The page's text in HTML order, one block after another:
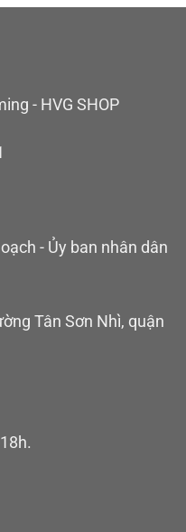
- HVG SHOP
- Ủy ban nhân dân
Tân Sơn Nhì, quận